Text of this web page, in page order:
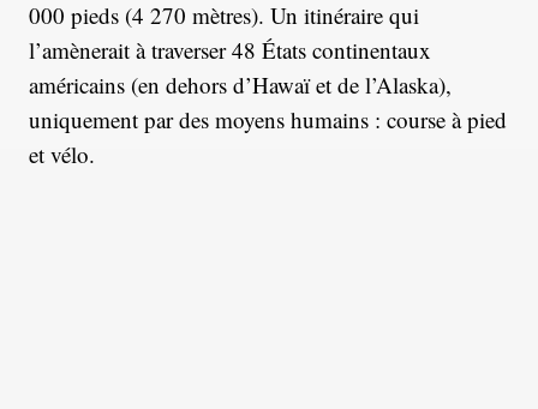
000 pieds (4 270 mètres). Un itinéraire qui
l’amènerait à traverser 48 États continentaux
américains (en dehors d’Hawaï et de l’Alaska),
uniquement par des moyens humains : course à pied
et vélo.